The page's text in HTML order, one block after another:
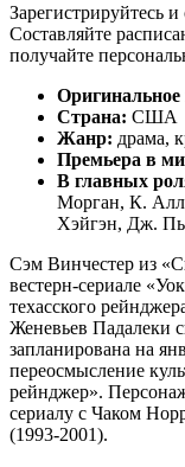
Зарегистрируйтесь
Составляйте
получайте
Оригинальное
Страна: США
Жанр: драма,
Премьера в
В главных
Морган, К.
Хэйгэн, Дж.
Сэм Винчестер из
вестерн-сериале
техасского
Женевьев Падалеки
запланирована на
переосмысление
рейнджер».
сериалу с Чаком
(1993-2001).